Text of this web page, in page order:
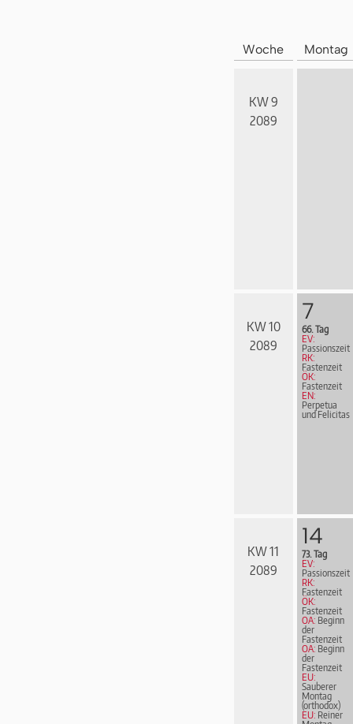
Woche Montag
KW 9
2089
KW 10
2089
7
66. Tag
EV:
Passionszeit
RK:
Fastenzeit
ÖK:
Fastenzeit
EN:
Perpetua
und Felicitas
KW 11
2089
14
73. Tag
EV:
Passionszeit
RK:
Fastenzeit
ÖK:
Fastenzeit
OA: Beginn
der
Fastenzeit
OA: Beginn
der
Fastenzeit
EU:
Sauberer
Montag
(orthodox)
EU: Reiner